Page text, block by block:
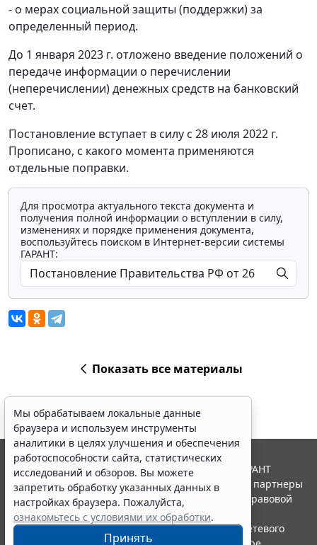
- о мерах социальной защиты (поддержки) за
определенный период.
До 1 января 2023 г. отложено введение положений о
передаче информации о перечислении
(неперечислении) денежных средств на банковский
счет.
Постановление вступает в силу с 28 июля 2022 г.
Прописано, с какого момента применяются
отдельные поправки.
Для просмотра актуального текста документа и
получения полной информации о вступлении в силу,
изменениях и порядке применения документа,
воспользуйтесь поиском в Интернет-версии системы
ГАРАНТ:
Показать все материалы
Мы обрабатываем локальные данные
браузера и используем инструменты
аналитики в целях улучшения и обеспечения
работоспособности сайта, статистических
исследований и обзоров. Вы можете
запретить обработку указанных данных в
настройках браузера. Пожалуйста,
ознакомьтесь с условиями их обработки.
Принять
© ООО "НПП "ГАРАНТ-СЕРВИС", 2026. Система ГАРАНТ
выпускается с 1990 года. Компания "Гарант" и ее партнеры
являются участниками Российской ассоциации правовой
информации ГАРАНТ.
Портал ГАРАНТ.РУ зарегистрирован в качестве сетевого